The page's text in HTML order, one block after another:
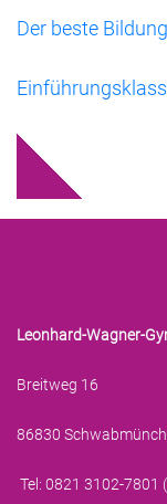
Der beste
Leonhard-Wagner-
Breitweg 16
86830
Tel: 0821 3102-7801 (